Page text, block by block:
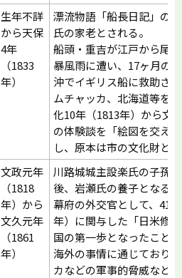
生年不詳
から天保
4年
（1833
年）
漂流物語「船長日記」の
氏の家老とされる。
船頭・重吉が江戸から尾
暴風雨に遭い、17ヶ月の
沖でイギリス船に救助さ
ムチャッカ、北海道等を
化10年（1813年）から文
の体験談を「絵図を交え
し、原本は市の文化財と
文政元年
（1818
年）から
文久元年
（1861
年）
川路城城主設楽氏の子孫
後、岩瀬氏の養子となる。
幕府の外交官として、41
年）に関与した「日米修
国の第一歩となったこと
海外の事情に通じており
カなどの軍事的脅威など